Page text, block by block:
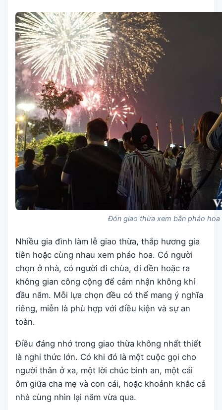
Đón giao thừa xem bắn pháo hoa
Nhiều gia đình làm lễ giao thừa, thắp hương gia
tiên hoặc cùng nhau xem pháo hoa. Có người
chọn ở nhà, có người đi chùa, đi đền hoặc ra
không gian công cộng để cảm nhận không khí
đầu năm. Mỗi lựa chọn đều có thể mang ý nghĩa
riêng, miễn là phù hợp với điều kiện và sự an
toàn.
Điều đáng nhớ trong giao thừa không nhất thiết
là nghi thức lớn. Có khi đó là một cuộc gọi cho
người thân ở xa, một lời chúc bình an, một cái
ôm giữa cha mẹ và con cái, hoặc khoảnh khắc cả
nhà cùng nhìn lại năm vừa qua.